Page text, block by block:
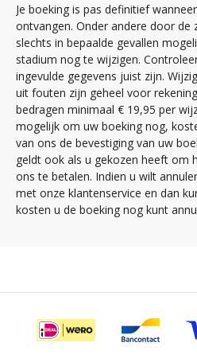
Je boeking is pas definitief
ontvangen. Onder andere door de
slechts in bepaalde gevallen
stadium nog te wijzigen.
ingevulde gegevens juist zijn.
uit fouten zijn geheel voor
bedragen minimaal € 19,95 per
mogelijk om uw boeking nog,
van ons de bevestiging van uw
geldt ook als u gekozen heeft om
ons te betalen. Indien u wilt
met onze klantenservice en dan
kosten u de boeking nog kunt